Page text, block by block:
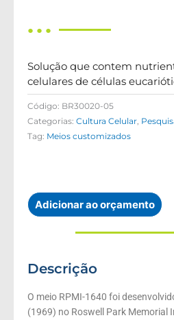
● ● ●
Solução que contem
celulares de células
Código: BR30020-05
Categorias: Cultura Celular
Tag: Meios customizados
Adicionar ao orçamento
Descrição
O meio RPMI-1640 foi
(1969) no Roswell Park Memorial